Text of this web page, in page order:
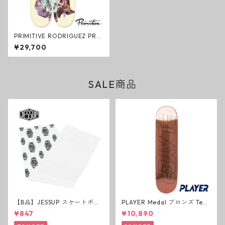
PRIMITIVE RODRIGUEZ PRO
CESS Deck デッキ 2枚セット
スケートボード プリミティブ
¥29,700
SALE商品
【B品】JESSUP スケートボー
ド グリップテープ ウルトラグ
リップ ホワイト デッキテープ
¥847
PLAYER Medal ブロンズ Tea
m Deck P3 スケートボードデ
ッキ プレイヤー メダル
¥10,890